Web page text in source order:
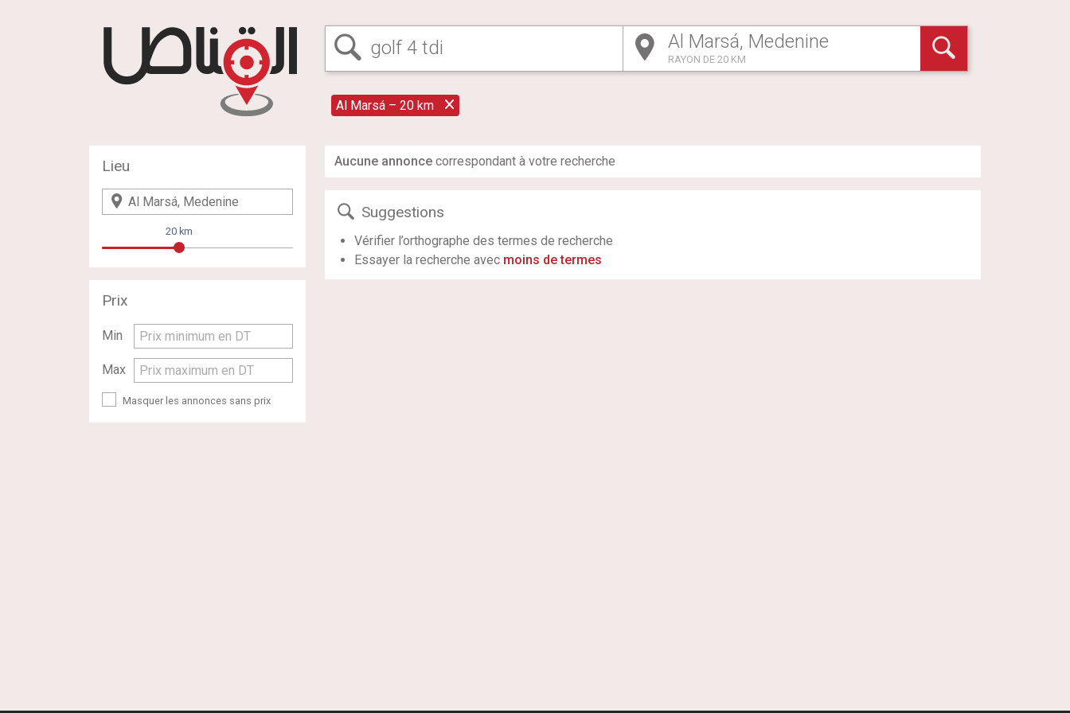
RAYON DE 20 KM
Al Marsá – 20 km
Aucune annonce correspondant à votre recherche
Suggestions
Vérifier l’orthographe des termes de recherche
Essayer la recherche avec moins de termes
Lieu
20 km
Prix
Min Prix minimum en DT
Max Prix maximum en DT
Masquer les annonces sans prix